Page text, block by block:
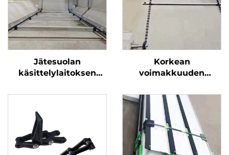
Jätesuolan
käsittelylaitoksen
metallinen ketju
Korkean
voimakkuuden
keraaja
virtavesikäsittely
keraaja